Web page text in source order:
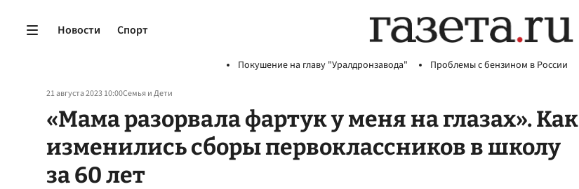
Новости Спорт
Покушение на главу "Уралдронзавода" Проблемы с бензином в России
21 августа 2023 10:00Семья и Дети
«Мама разорвала фартук у меня на глазах». Как
изменились сборы первоклассников в школу
за 60 лет